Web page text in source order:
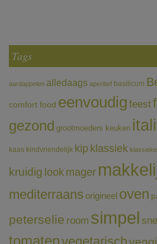
Tags
aardappelen alledaags aperitief basilicum
comfort food eenvoudig feest
gezond grootmoeders keuken
kaas kindvriendelijk kip klassiek
kruidig look mager
mediterraans origineel oven
peterselie room simpel